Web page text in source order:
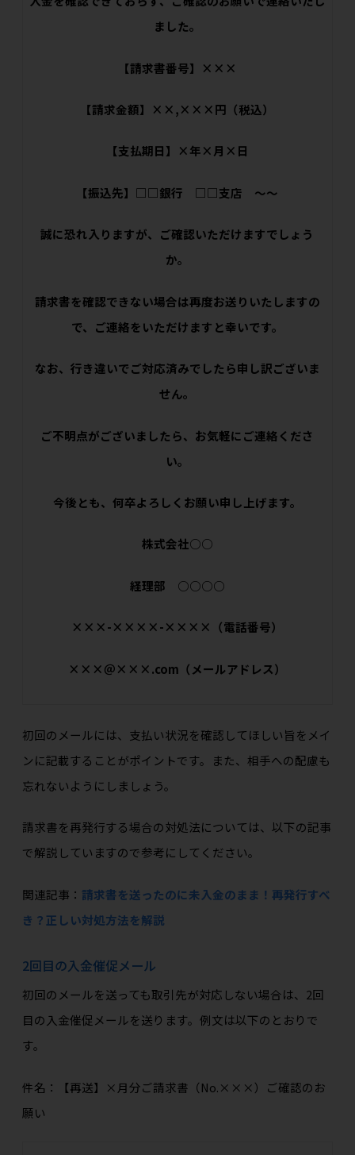
ました。
【請求書番号】×××
【請求金額】××,×××円（税込）
【支払期日】×年×月×日
【振込先】□□銀行 □□支店 ～～
誠に恐れ入りますが、ご確認いただけますでしょう
か。
請求書を確認できない場合は再度お送りいたしますの
で、ご連絡をいただけますと幸いです。
なお、行き違いでご対応済みでしたら申し訳ございま
せん。
ご不明点がございましたら、お気軽にご連絡くださ
い。
今後とも、何卒よろしくお願い申し上げます。
株式会社○○
経理部 ○○○○
×××-××××-××××（電話番号）
×××＠×××.com（メールアドレス）
初回のメールには、支払い状況を確認してほしい旨をメイ
ンに記載することがポイントです。また、相手への配慮も
忘れないようにしましょう。
請求書を再発行する場合の対処法については、以下の記事
で解説していますので参考にしてください。
関連記事： 請求書を送ったのに未入金のまま！再発行すべ
き？正しい対処方法を解説
2回目の入金催促メール
初回のメールを送っても取引先が対応しない場合は、2回
目の入金催促メールを送ります。例文は以下のとおりで
す。
件名：【再送】×月分ご請求書（No.×××）ご確認のお
願い